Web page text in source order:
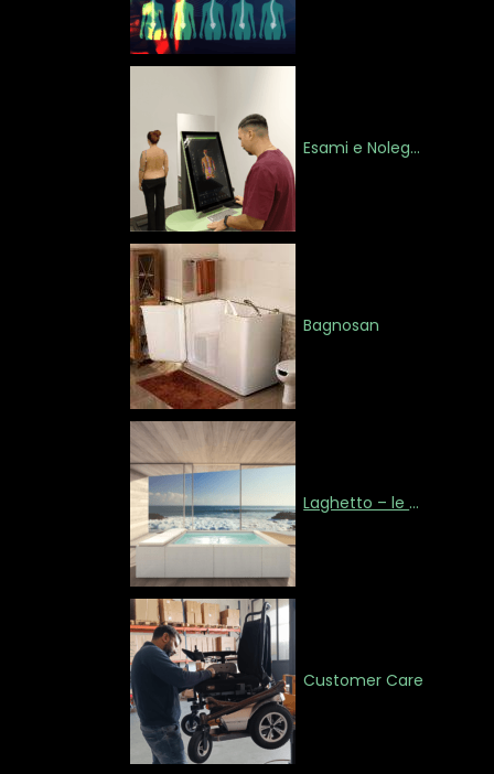
Esami e Noleggio
Bagnosan
Laghetto – le piscine del benessere
Customer Care